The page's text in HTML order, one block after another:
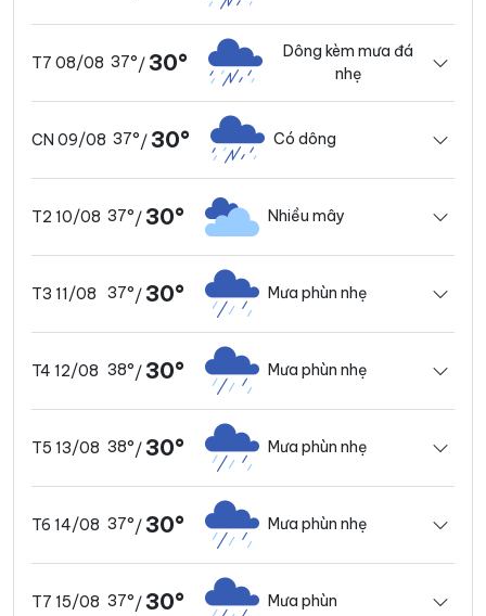
T7 08/08 37°/30°
Dông kèm mưa đá
nhẹ
CN 09/08 37°/30° Có dông
T2 10/08 37°/30° Nhiều mây
T3 11/08 37°/30° Mưa phùn nhẹ
T4 12/08 38°/30° Mưa phùn nhẹ
T5 13/08 38°/30° Mưa phùn nhẹ
T6 14/08 37°/30° Mưa phùn nhẹ
T7 15/08 37°/30° Mưa phùn